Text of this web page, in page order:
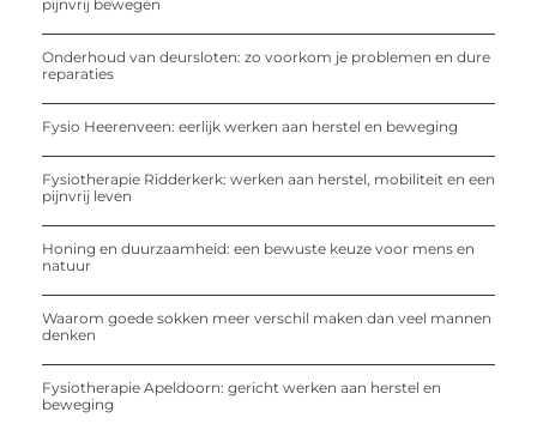
pijnvrij bewegen
Onderhoud van deursloten: zo voorkom je problemen en dure
reparaties
Fysio Heerenveen: eerlijk werken aan herstel en beweging
Fysiotherapie Ridderkerk: werken aan herstel, mobiliteit en een
pijnvrij leven
Honing en duurzaamheid: een bewuste keuze voor mens en
natuur
Waarom goede sokken meer verschil maken dan veel mannen
denken
Fysiotherapie Apeldoorn: gericht werken aan herstel en
beweging